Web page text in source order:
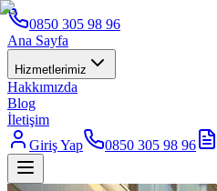
0850 305 98 96
Ana Sayfa
Hizmetlerimiz
Hakkımızda
Blog
İletişim
Giriş Yap
0850 305 98 96